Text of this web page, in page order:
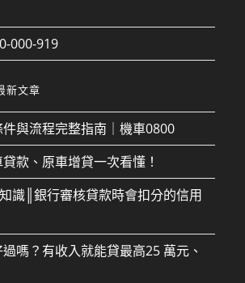
000-919
新文章
與流程完整指南｜機車0800
款、原車增貸一次看懂！
識║銀行審核貸款時會扣分的信用
嗎？有收入就能貸最高25 萬元、